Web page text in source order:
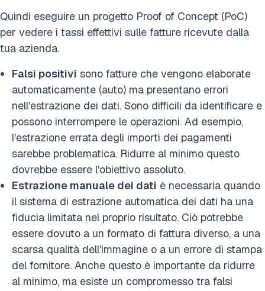
Quindi eseguire un progetto Proof of Concept (PoC)
per vedere i tassi effettivi sulle fatture ricevute dalla
tua azienda.
Falsi positivi sono fatture che vengono elaborate
automaticamente (auto) ma presentano errori
nell'estrazione dei dati. Sono difficili da identificare e
possono interrompere le operazioni. Ad esempio,
l'estrazione errata degli importi dei pagamenti
sarebbe problematica. Ridurre al minimo questo
dovrebbe essere l'obiettivo assoluto.
Estrazione manuale dei dati è necessaria quando
il sistema di estrazione automatica dei dati ha una
fiducia limitata nel proprio risultato. Ciò potrebbe
essere dovuto a un formato di fattura diverso, a una
scarsa qualità dell'immagine o a un errore di stampa
del fornitore. Anche questo è importante da ridurre
al minimo, ma esiste un compromesso tra falsi